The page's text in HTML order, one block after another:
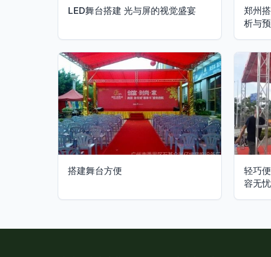
LED舞台搭建 光与屏的视觉盛宴
郑州
析与
搭建舞台方便
轻巧
容无忧